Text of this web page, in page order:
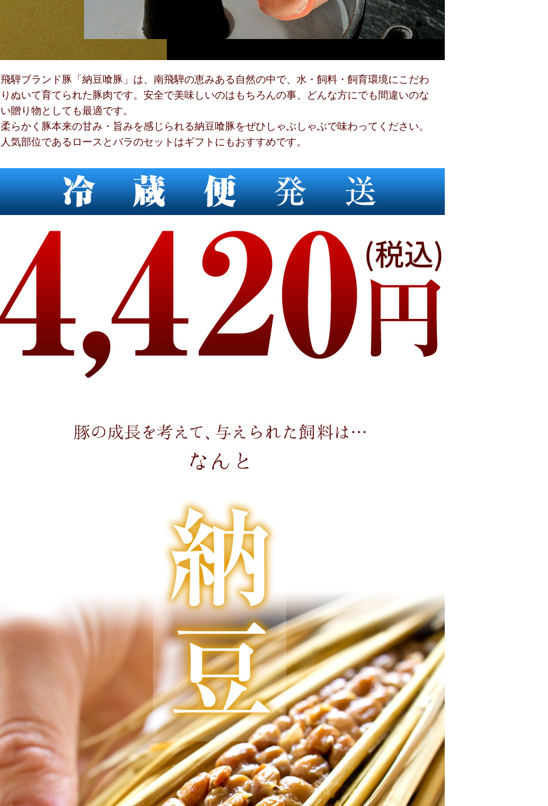
飛騨ブランド豚「納豆喰豚」は、南飛騨の恵みある自然の中で、水・飼料・飼育環境にこだわ
りぬいて育てられた豚肉です。安全で美味しいのはもちろんの事、どんな方にでも間違いのな
い贈り物としても最適です。
柔らかく豚本来の甘み・旨みを感じられる納豆喰豚をぜひしゃぶしゃぶで味わってください。
人気部位であるロースとバラのセットはギフトにもおすすめです。